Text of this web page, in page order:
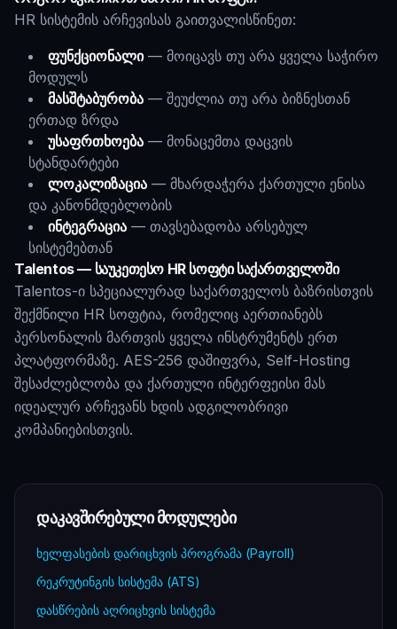
HR სისტემის არჩევისას გაითვალისწინეთ:
ფუნქციონალი— მოიცავს თუ არა ყველა საჭირო
მოდულს
მასშტაბურობა — შეუძლია თუ არა ბიზნესთან
ერთად ზრდა
უსაფრთხოება — მონაცემთა დაცვის
სტანდარტები
ლოკალიზაცია — მხარდაჭერა ქართული ენისა
და კანონმდებლობის
ინტეგრაცია — თავსებადობა არსებულ
სისტემებთან
Talentos — საუკეთესო HR სოფტი საქართველოში
Talentos-ი სპეციალურად საქართველოს ბაზრისთვის
შექმნილი HR სოფტია, რომელიც აერთიანებს
პერსონალის მართვის ყველა ინსტრუმენტს ერთ
პლატფორმაზე. AES-256 დაშიფვრა, Self-Hosting
შესაძლებლობა და ქართული ინტერფეისი მას
იდეალურ არჩევანს ხდის ადგილობრივი
კომპანიებისთვის.
დაკავშირებული მოდულები
ხელფასების დარიცხვის პროგრამა (Payroll)
რეკრუტინგის სისტემა (ATS)
დასწრების აღრიცხვის სისტემა